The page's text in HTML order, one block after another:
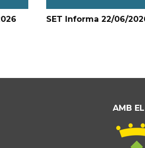
SET Informa 22/06/
AMB